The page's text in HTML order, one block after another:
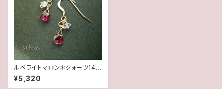
ルベライトマロン＊クォーツ14K
gfピアス(一点物)
¥5,320